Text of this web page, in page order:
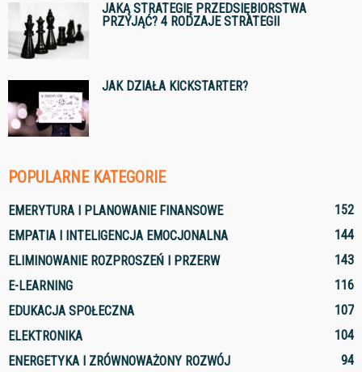
JAKĄ STRATEGIĘ PRZEDSIĘBIORSTWA
PRZYJĄĆ? 4 RODZAJE STRATEGII
JAK DZIAŁA KICKSTARTER?
POPULARNE KATEGORIE
EMERYTURA I PLANOWANIE FINANSOWE
152
EMPATIA I INTELIGENCJA EMOCJONALNA
144
ELIMINOWANIE ROZPROSZEŃ I PRZERW
143
E-LEARNING
116
EDUKACJA SPOŁECZNA
107
ELEKTRONIKA
104
ENERGETYKA I ZRÓWNOWAŻONY ROZWÓJ
94